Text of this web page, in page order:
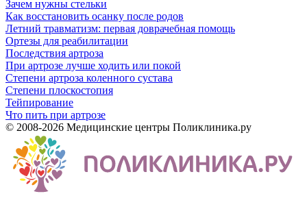
Зачем нужны стельки
Как восстановить осанку после родов
Летний травматизм: первая доврачебная помощь
Ортезы для реабилитации
Последствия артроза
При артрозе лучше ходить или покой
Степени артроза коленного сустава
Степени плоскостопия
Тейпирование
Что пить при артрозе
© 2008-2026 Медицинские центры Поликлиника.ру